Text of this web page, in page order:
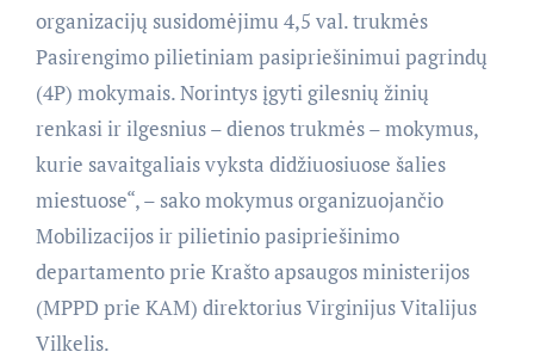
organizacijų susidomėjimu 4,5 val. trukmės
Pasirengimo pilietiniam pasipriešinimui pagrindų
(4P) mokymais. Norintys įgyti gilesnių žinių
renkasi ir ilgesnius – dienos trukmės – mokymus,
kurie savaitgaliais vyksta didžiuosiuose šalies
miestuose“, – sako mokymus organizuojančio
Mobilizacijos ir pilietinio pasipriešinimo
departamento prie Krašto apsaugos ministerijos
(MPPD prie KAM) direktorius Virginijus Vitalijus
Vilkelis.